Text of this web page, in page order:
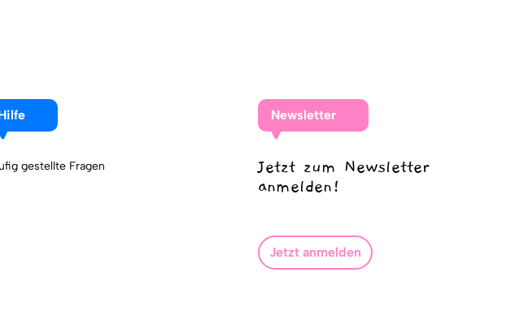
gestellte Fragen
Newsletter
Jetzt zum Newsletter
anmelden!
Jetzt anmelden